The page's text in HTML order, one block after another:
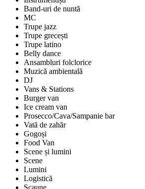
Band-uri de nuntă
MC
Trupe jazz
Trupe grecești
Trupe latino
Belly dance
Ansambluri folclorice
Muzică ambientală
DJ
Vans & Stations
Burger van
Ice cream van
Prosecco/Cava/Sampanie bar
Vată de zahăr
Gogoși
Food Van
Scene și lumini
Scene
Lumini
Logistică